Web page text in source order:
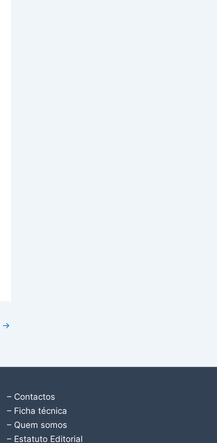
→
– Contactos
– Ficha técnica
– Quem somos
– Estatuto Editorial